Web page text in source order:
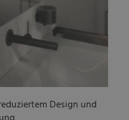
Design und